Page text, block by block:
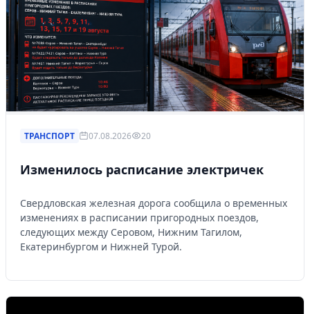
ТРАНСПОРТ 07.08.2026 20
Изменилось расписание электричек
Свердловская железная дорога сообщила о временных
изменениях в расписании пригородных поездов,
следующих между Серовом, Нижним Тагилом,
Екатеринбургом и Нижней Турой.